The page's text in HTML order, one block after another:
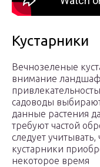
Кустарники
Вечнозеленые
внимание
садоводы
данные растения
требуют частой
следует
кустарники
некоторое время